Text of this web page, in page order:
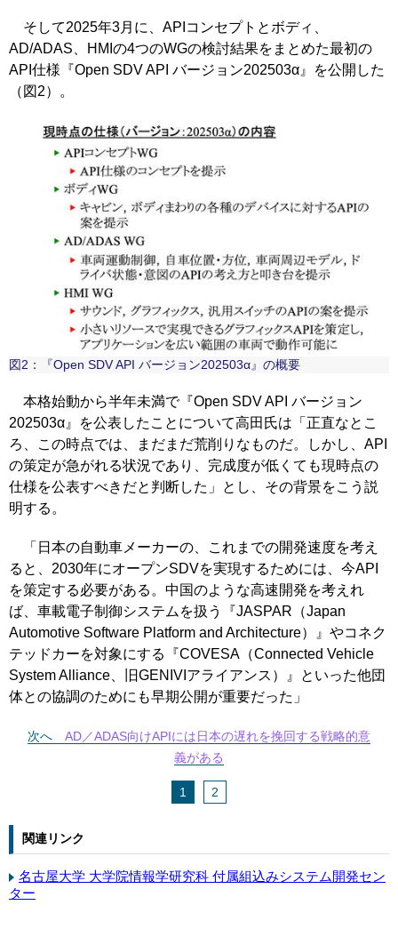
そして2025年3月に、APIコンセプトとボディ、
AD/ADAS、HMIの4つのWGの検討結果をまとめた最初の
API仕様『Open SDV API バージョン202503α』を公開した
（図2）。
図2：『Open SDV API バージョン202503α』の概要
本格始動から半年未満で『Open SDV API バージョン
202503α』を公表したことについて高田氏は「正直なとこ
ろ、この時点では、まだまだ荒削りなものだ。しかし、API
の策定が急がれる状況であり、完成度が低くても現時点の
仕様を公表すべきだと判断した」とし、その背景をこう説
明する。
「日本の自動車メーカーの、これまでの開発速度を考え
ると、2030年にオープンSDVを実現するためには、今API
を策定する必要がある。中国のような高速開発を考えれ
ば、車載電子制御システムを扱う『JASPAR（Japan
Automotive Software Platform and Architecture）』やコネク
テッドカーを対象にする『COVESA（Connected Vehicle
System Alliance、旧GENIVIアライアンス）』といった他団
体との協調のためにも早期公開が重要だった」
次へ
AD／ADAS向けAPIには日本の遅れを挽回する戦略的意
義がある
1 2
関連リンク
名古屋大学 大学院情報学研究科 付属組込みシステム開発セン
ター